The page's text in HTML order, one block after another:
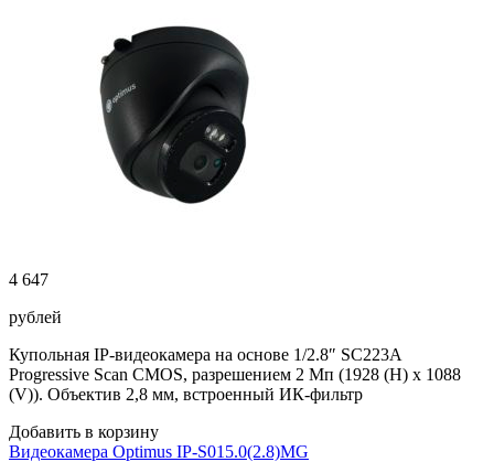
4 647
рублей
Купольная IP-видеокамера на основе 1/2.8″ SC223А
Progressive Scan CMOS, разрешением 2 Мп (1928 (H) x 1088
(V)). Объектив 2,8 мм, встроенный ИК-фильтр
Добавить в корзину
Видеокамера Optimus IP-S015.0(2.8)MG